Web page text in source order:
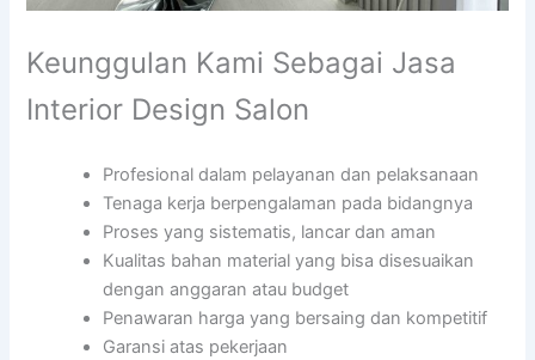
Keunggulan Kami Sebagai Jasa
Interior Design Salon
Profesional dalam pelayanan dan pelaksanaan
Tenaga kerja berpengalaman pada bidangnya
Proses yang sistematis, lancar dan aman
Kualitas bahan material yang bisa disesuaikan
dengan anggaran atau budget
Penawaran harga yang bersaing dan kompetitif
Garansi atas pekerjaan